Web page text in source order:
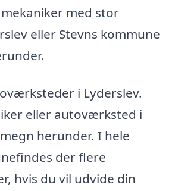
med stor
eller Stevns kommune
i Lyderslev.
eller autoværksted i
herunder. I hele
der flere
hvis du vil udvide din